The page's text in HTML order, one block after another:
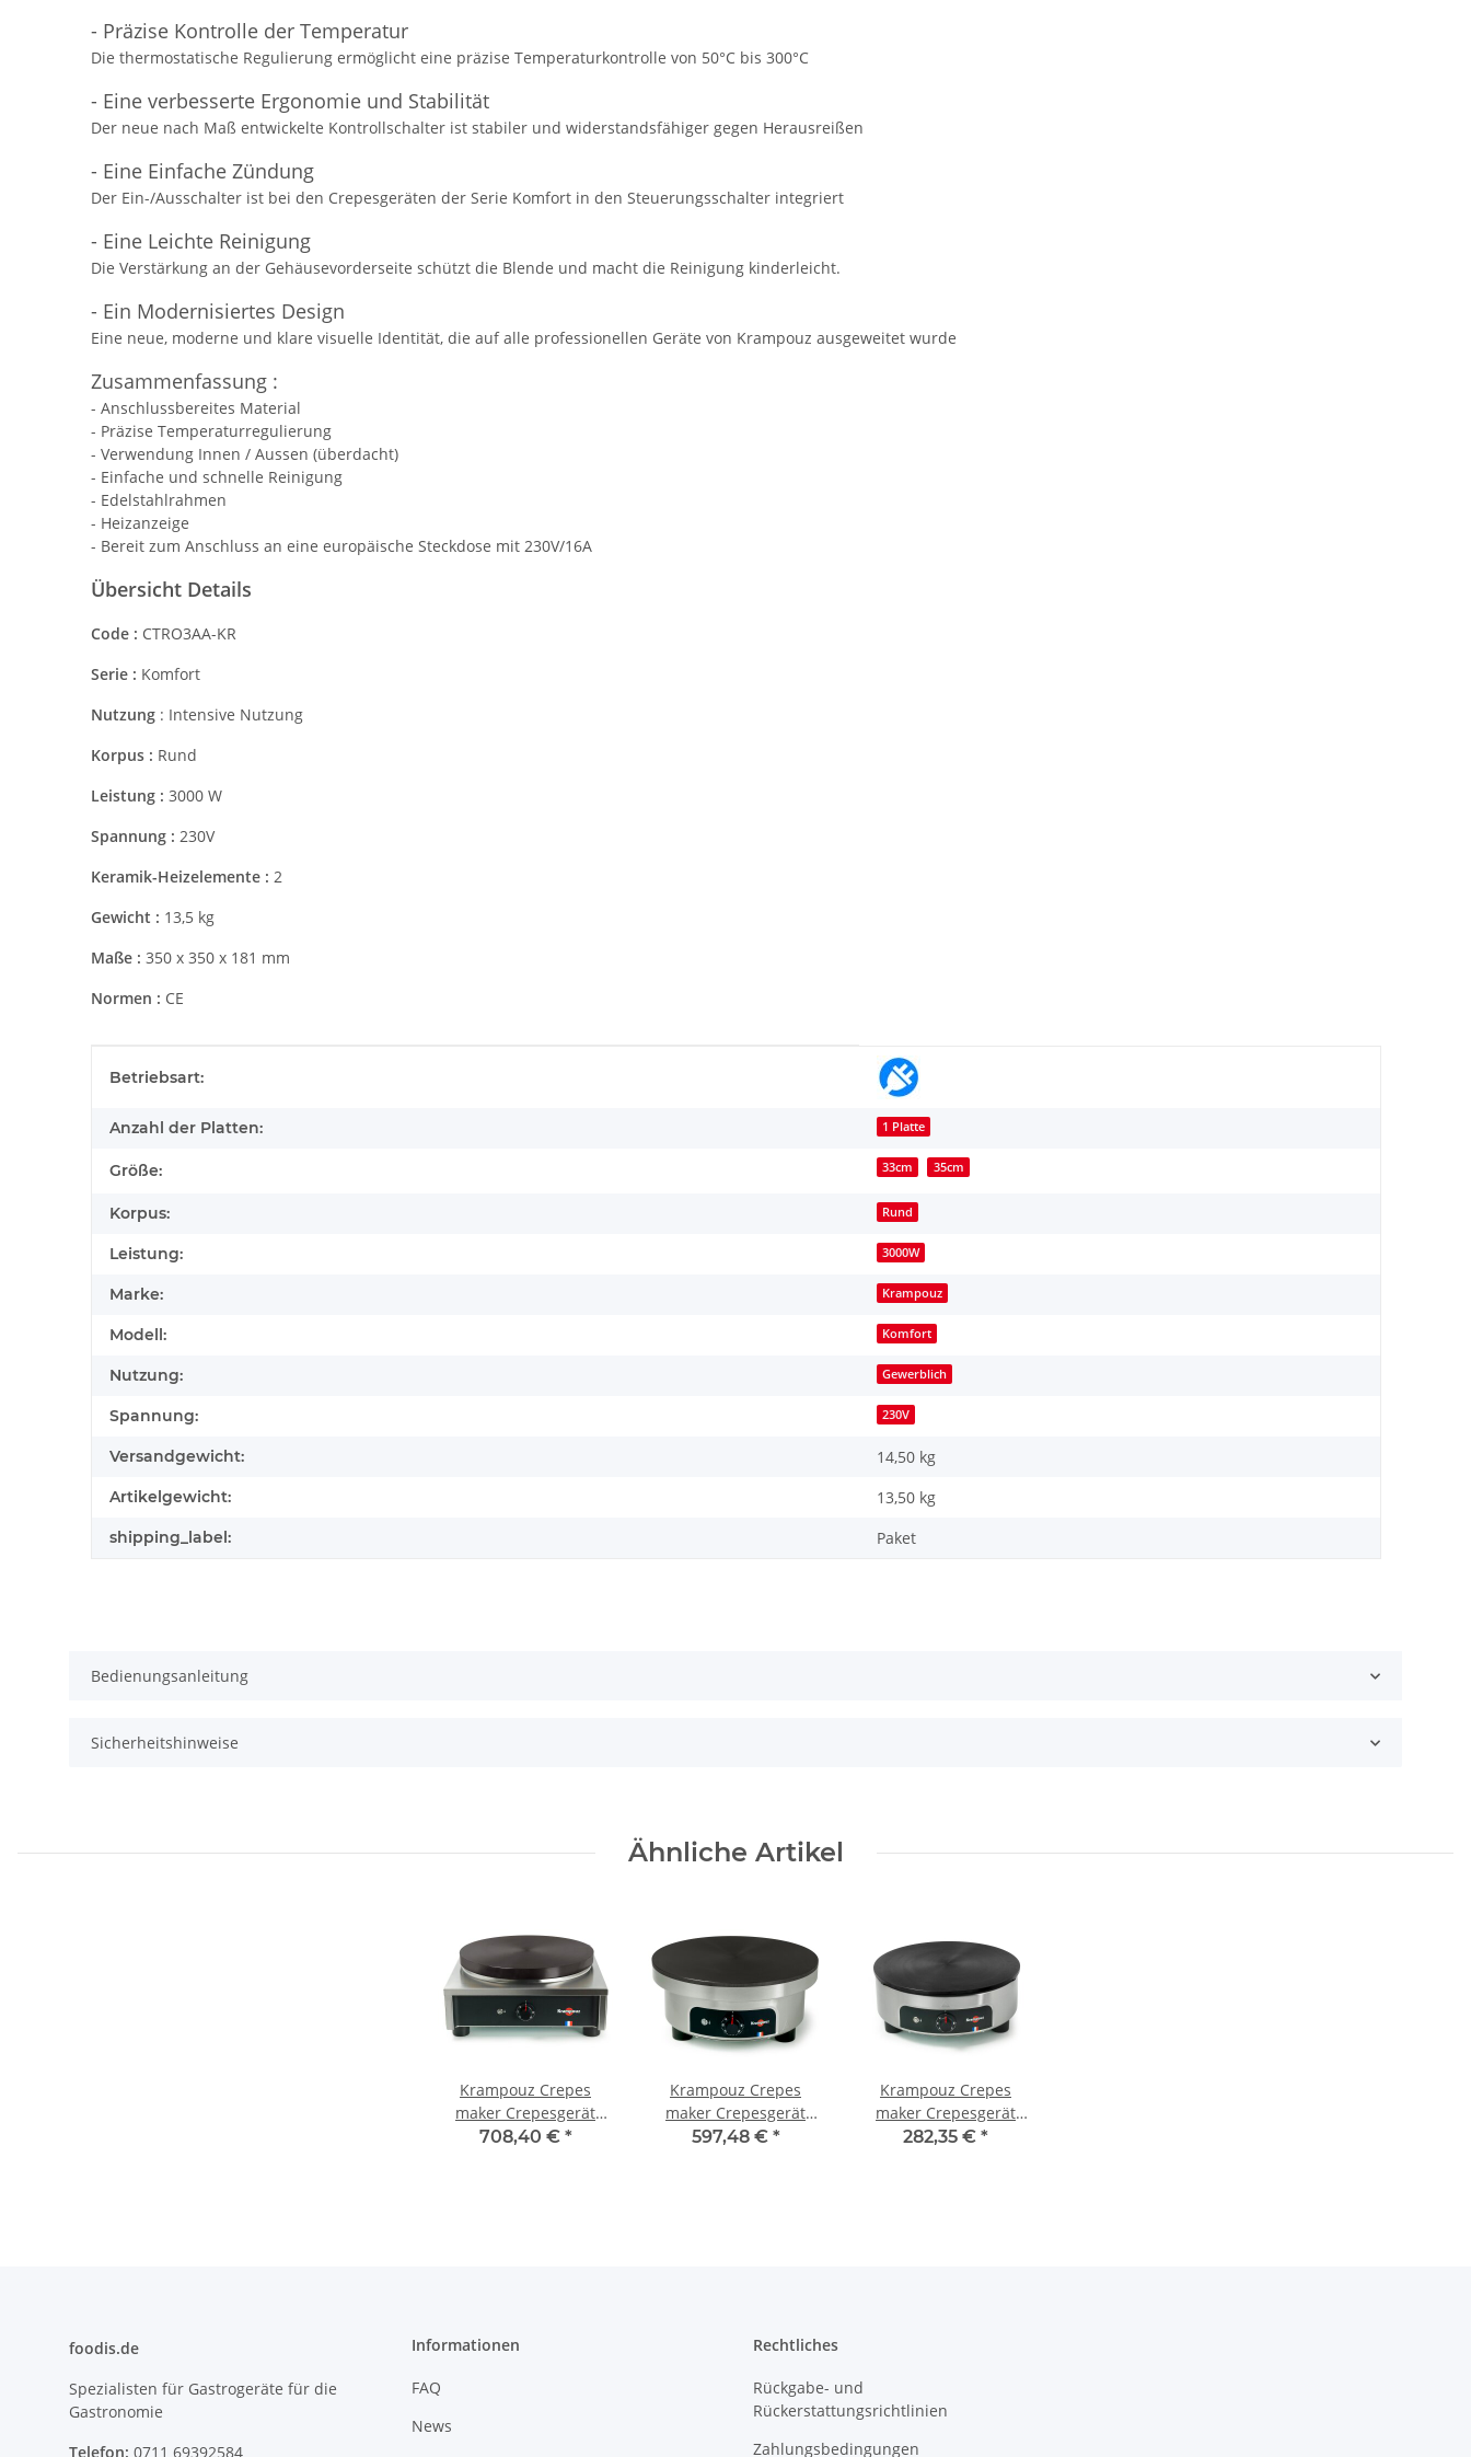
- Präzise Kontrolle der Temperatur
Die thermostatische Regulierung ermöglicht eine präzise Temperaturkontrolle von 50°C bis 300°C
- Eine verbesserte Ergonomie und Stabilität
Der neue nach Maß entwickelte Kontrollschalter ist stabiler und widerstandsfähiger gegen Herausreißen
- Eine Einfache Zündung
Der Ein-/Ausschalter ist bei den Crepesgeräten der Serie Komfort in den Steuerungsschalter integriert
- Eine Leichte Reinigung
Die Verstärkung an der Gehäusevorderseite schützt die Blende und macht die Reinigung kinderleicht.
- Ein Modernisiertes Design
Eine neue, moderne und klare visuelle Identität, die auf alle professionellen Geräte von Krampouz ausgeweitet wurde
Zusammenfassung :
- Anschlussbereites Material
- Präzise Temperaturregulierung
- Verwendung Innen / Aussen (überdacht)
- Einfache und schnelle Reinigung
- Edelstahlrahmen
- Heizanzeige
- Bereit zum Anschluss an eine europäische Steckdose mit 230V/16A
Übersicht Details
Code : CTRO3AA-KR
Serie : Komfort
Nutzung : Intensive Nutzung
Korpus : Rund
Leistung : 3000 W
Spannung : 230V
Keramik-Heizelemente : 2
Gewicht : 13,5 kg
Maße : 350 x 350 x 181 mm
Normen : CE
Betriebsart:
Anzahl der Platten: 1 Platte
Größe: 33cm 35cm
Korpus: Rund
Leistung: 3000W
Marke: Krampouz
Modell: Komfort
Nutzung: Gewerblich
Spannung: 230V
Versandgewicht: 14,50 kg
Artikelgewicht: 13,50 kg
shipping_label: Paket
Bedienungsanleitung
Sicherheitshinweise
Ähnliche Artikel
Krampouz Crepes
maker Crepesgerät
35cm Komfort Eckig
708,40 € *
Krampouz Crepes
maker Crepesgerät
40cm Komfort Rund
597,48 € *
Krampouz Crepes
maker Crepesgerät
35cm Standard Rund
282,35 € *
foodis.de
Spezialisten für Gastrogeräte für die
Gastronomie
Telefon: 0711 69392584
Informationen
FAQ
News
Rechtliches
Rückgabe- und
Rückerstattungsrichtlinien
Zahlungsbedingungen